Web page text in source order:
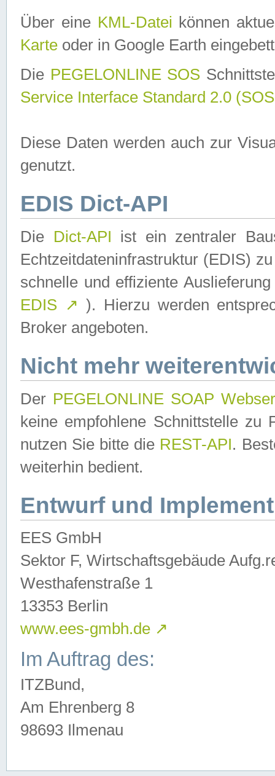
Über eine KML-Datei können
Karte oder in Google Earth
Die PEGELONLINE SOS
Service Interface Standard 2.0
Diese Daten werden auch zur
genutzt.
EDIS Dict-API
Die Dict-API ist ein zentraler
Echtzeitdateninfrastruktur (EDIS)
schnelle und effiziente
EDIS ↗ ). Hierzu werden
Broker angeboten.
Nicht mehr
Der PEGELONLINE SOAP
keine empfohlene Schnittstelle zu
nutzen Sie bitte die REST-API.
weiterhin bedient.
Entwurf und
EES GmbH
Sektor F, Wirtschaftsgebäude
Westhafenstraße 1
13353 Berlin
www.ees-gmbh.de ↗
Im Auftrag des:
ITZBund,
Am Ehrenberg 8
98693 Ilmenau